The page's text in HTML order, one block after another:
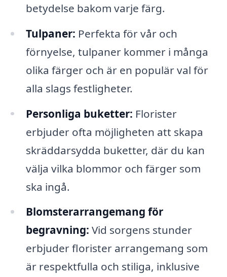
betydelse bakom varje färg.
Tulpaner: Perfekta för vår och
förnyelse, tulpaner kommer i många
olika färger och är en populär val för
alla slags festligheter.
Personliga buketter: Florister
erbjuder ofta möjligheten att skapa
skräddarsydda buketter, där du kan
välja vilka blommor och färger som
ska ingå.
Blomsterarrangemang för
begravning: Vid sorgens stunder
erbjuder florister arrangemang som
är respektfulla och stiliga, inklusive